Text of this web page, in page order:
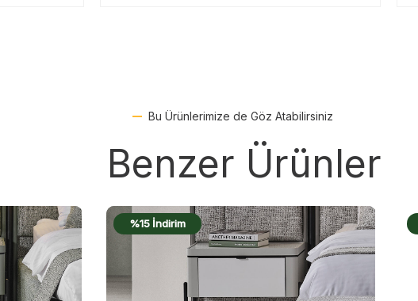
Bu Ürünlerimize de Göz Atabilirsiniz
Benzer Ürünler
%15 İndirim